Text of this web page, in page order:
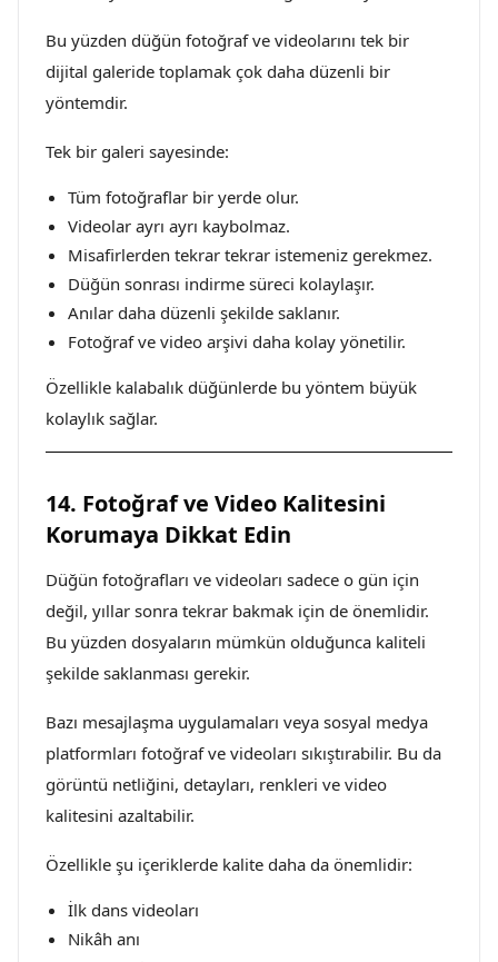
Bu yüzden düğün fotoğraf ve videolarını tek bir
dijital galeride toplamak çok daha düzenli bir
yöntemdir.
Tek bir galeri sayesinde:
Tüm fotoğraflar bir yerde olur.
Videolar ayrı ayrı kaybolmaz.
Misafirlerden tekrar tekrar istemeniz gerekmez.
Düğün sonrası indirme süreci kolaylaşır.
Anılar daha düzenli şekilde saklanır.
Fotoğraf ve video arşivi daha kolay yönetilir.
Özellikle kalabalık düğünlerde bu yöntem büyük
kolaylık sağlar.
14. Fotoğraf ve Video Kalitesini
Korumaya Dikkat Edin
Düğün fotoğrafları ve videoları sadece o gün için
değil, yıllar sonra tekrar bakmak için de önemlidir.
Bu yüzden dosyaların mümkün olduğunca kaliteli
şekilde saklanması gerekir.
Bazı mesajlaşma uygulamaları veya sosyal medya
platformları fotoğraf ve videoları sıkıştırabilir. Bu da
görüntü netliğini, detayları, renkleri ve video
kalitesini azaltabilir.
Özellikle şu içeriklerde kalite daha da önemlidir:
İlk dans videoları
Nikâh anı